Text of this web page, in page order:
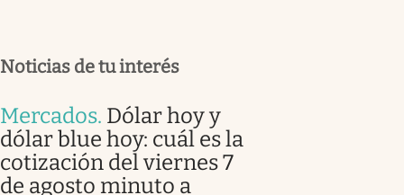
Noticias de tu interés
Mercados. Dólar hoy y
dólar blue hoy: cuál es la
cotización del viernes 7
de agosto minuto a